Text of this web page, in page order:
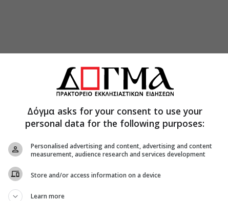
εξωπραγματικές, εξωγήινες. Έχουν βάση αυτά,
φρονήματος και εκκλησιαστικής
Πλην, όμως, λειτουργούν για να αποθεώνουν
που ηγείται και κυριαρχεί εν τέλει επί
Μπούρδες! Γελοιότητες και πάλι γελοιότητες!
να πούμε να σωθεί; Πόλεμοι γύρω μας και
Τύπου! Βαθιά νυχτωμένοι! Πιο βαθιά,
Δόγμα asks for your consent to use your
personal data for the following purposes:
Personalised advertising and content, advertising and content
measurement, audience research and services development
Store and/or access information on a device
Learn more